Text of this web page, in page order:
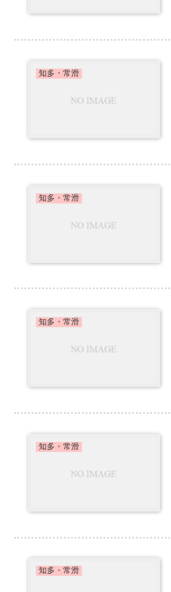
知多・常滑
知多・常滑
知多・常滑
知多・常滑
知多・常滑